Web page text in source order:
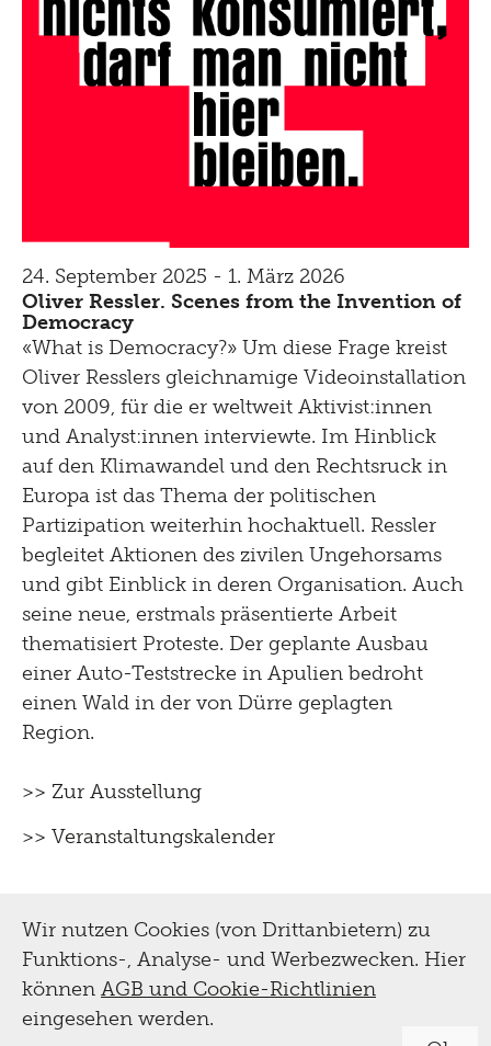
24. September 2025 - 1. März 2026
Oliver Ressler. Scenes from the Invention of
Democracy
«What is Democracy?» Um diese Frage kreist
Oliver Resslers gleichnamige Videoinstallation
von 2009, für die er weltweit Aktivist:innen
und Analyst:innen interviewte. Im Hinblick
auf den Klimawandel und den Rechtsruck in
Europa ist das Thema der politischen
Partizipation weiterhin hochaktuell. Ressler
begleitet Aktionen des zivilen Ungehorsams
und gibt Einblick in deren Organisation. Auch
seine neue, erstmals präsentierte Arbeit
thematisiert Proteste. Der geplante Ausbau
einer Auto-Teststrecke in Apulien bedroht
einen Wald in der von Dürre geplagten
Region.
>> Zur Ausstellung
>> Veranstaltungskalender
Wir nutzen Cookies (von Drittanbietern) zu
Funktions-, Analyse- und Werbezwecken. Hier
können AGB und Cookie-Richtlinien
eingesehen werden.